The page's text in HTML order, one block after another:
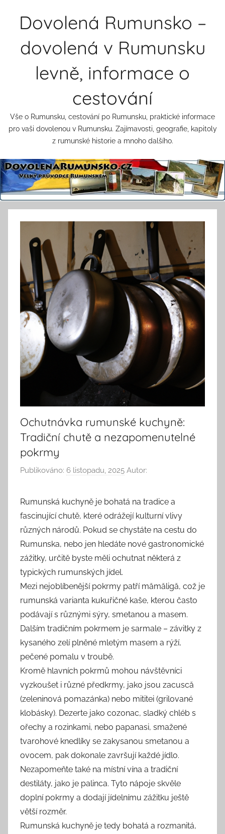
Dovolená Rumunsko –
dovolená v Rumunsku
levně, informace o
cestování
Vše o Rumunsku, cestování po Rumunsku, praktické informace
pro vaši dovolenou v Rumunsku. Zajímavosti, geografie, kapitoly
z rumunské historie a mnoho dalšího.
Ochutnávka rumunské kuchyně:
Tradiční chutě a nezapomenutelné
pokrmy
Publikováno: 6 listopadu, 2025 Autor:
Rumunská kuchyně je bohatá na tradice a
fascinující chutě, které odrážejí kulturní vlivy
různých národů. Pokud se chystáte na cestu do
Rumunska, nebo jen hledáte nové gastronomické
zážitky, určitě byste měli ochutnat některá z
typických rumunských jídel.
Mezi nejoblíbenější pokrmy patří mămăligă, což je
rumunská varianta kukuřičné kaše, kterou často
podávají s různými sýry, smetanou a masem.
Dalším tradičním pokrmem je sarmale – závitky z
kysaného zelí plněné mletým masem a rýží,
pečené pomalu v troubě.
Kromě hlavních pokrmů mohou návštěvníci
vyzkoušet i různé předkrmy, jako jsou zacuscă
(zeleninová pomazánka) nebo mititei (grilované
klobásky). Dezerte jako cozonac, sladký chléb s
ořechy a rozinkami, nebo papanasi, smažené
tvarohové knedlíky se zakysanou smetanou a
ovocem, pak dokonale završují každé jídlo.
Nezapomeňte také na místní vína a tradiční
destiláty, jako je palinca. Tyto nápoje skvěle
doplní pokrmy a dodají jídelnímu zážitku ještě
větší rozměr.
Rumunská kuchyně je tedy bohatá a rozmanitá,